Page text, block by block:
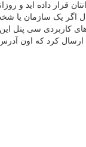
داده اید و
اگر یک سازمان
های کاربردی سی
کرد که اون آدرس